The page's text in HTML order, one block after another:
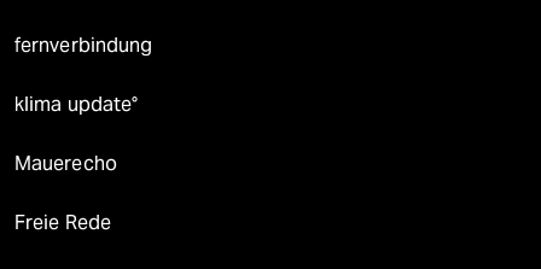
fernverbindung
klima update°
Mauerecho
Freie Rede